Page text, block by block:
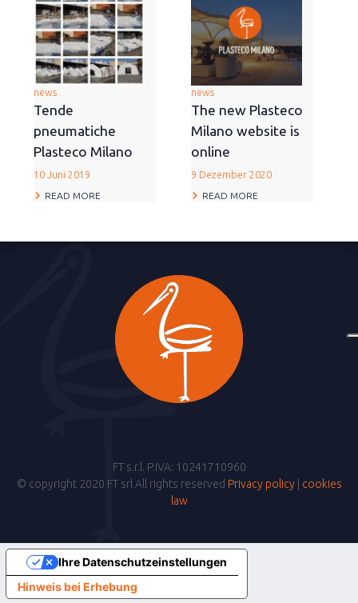
news
Tende
pneumatiche
Plasteco Milano
10 Juni 2019
READ MORE
news
The new Plasteco
Milano website is
online
9 Dezember 2020
READ MORE
FT s.r.l. P.IVA: 10241710960
© copyright 2020 FT srl All rights reserved Privacy policy| cookies
law
Hinweis bei Erhebung
Ihre Datenschutzeinstellungen